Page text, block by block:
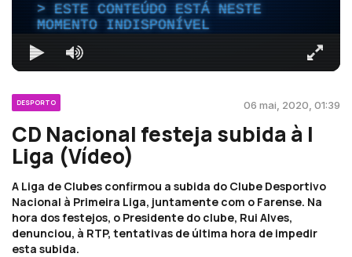
ESTE CONTEÚDO ESTÁ NESTE
MOMENTO INDISPONÍVEL
DESPORTO 06 mai, 2020, 01:39
CD Nacional festeja subida à l
Liga (Vídeo)
A Liga de Clubes confirmou a subida do Clube Desportivo
Nacional à Primeira Liga, juntamente com o Farense. Na
hora dos festejos, o Presidente do clube, Rui Alves,
denunciou, à RTP, tentativas de última hora de impedir
esta subida.